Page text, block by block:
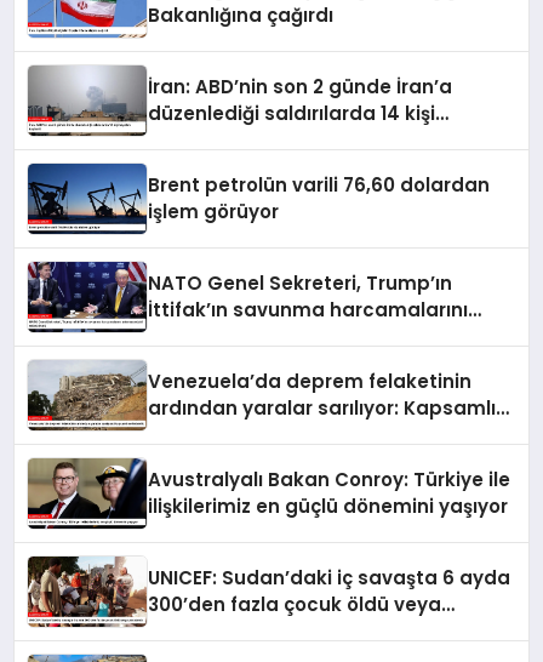
Bakanlığına çağırdı
İran: ABD’nin son 2 günde İran’a
düzenlediği saldırılarda 14 kişi
Brent petrolün varili 76,60 dolardan
işlem görüyor
NATO Genel Sekreteri, Trump’ın
İttifak’ın savunma harcamalarını
Venezuela’da deprem felaketinin
ardından yaralar sarılıyor: Kapsamlı
Avustralyalı Bakan Conroy: Türkiye ile
ilişkilerimiz en güçlü dönemini yaşıyor
UNICEF: Sudan’daki iç savaşta 6 ayda
300’den fazla çocuk öldü veya